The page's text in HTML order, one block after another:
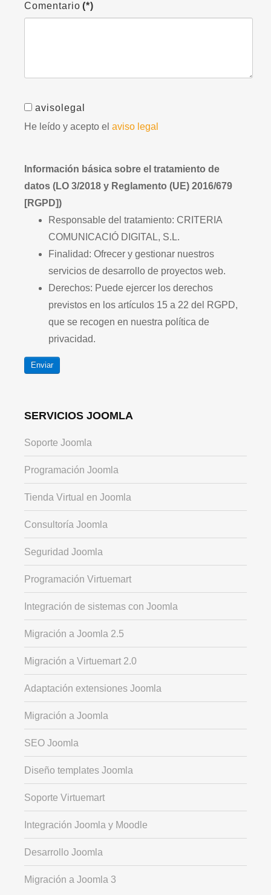
Comentario (*)
avisolegal
He leído y acepto el aviso legal
Información básica sobre el tratamiento de
datos (LO 3/2018 y Reglamento (UE) 2016/679
[RGPD])
Responsable del tratamiento: CRITERIA
COMUNICACIÓ DIGITAL, S.L.
Finalidad: Ofrecer y gestionar nuestros
servicios de desarrollo de proyectos web.
Derechos: Puede ejercer los derechos
previstos en los artículos 15 a 22 del RGPD,
que se recogen en nuestra política de
privacidad.
Enviar
SERVICIOS JOOMLA
Soporte Joomla
Programación Joomla
Tienda Virtual en Joomla
Consultoría Joomla
Seguridad Joomla
Programación Virtuemart
Integración de sistemas con Joomla
Migración a Joomla 2.5
Migración a Virtuemart 2.0
Adaptación extensiones Joomla
Migración a Joomla
SEO Joomla
Diseño templates Joomla
Soporte Virtuemart
Integración Joomla y Moodle
Desarrollo Joomla
Migración a Joomla 3